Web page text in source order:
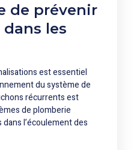
de prévenir
les
est essentiel
du système de
récurrents est
de plomberie
l’écoulement des